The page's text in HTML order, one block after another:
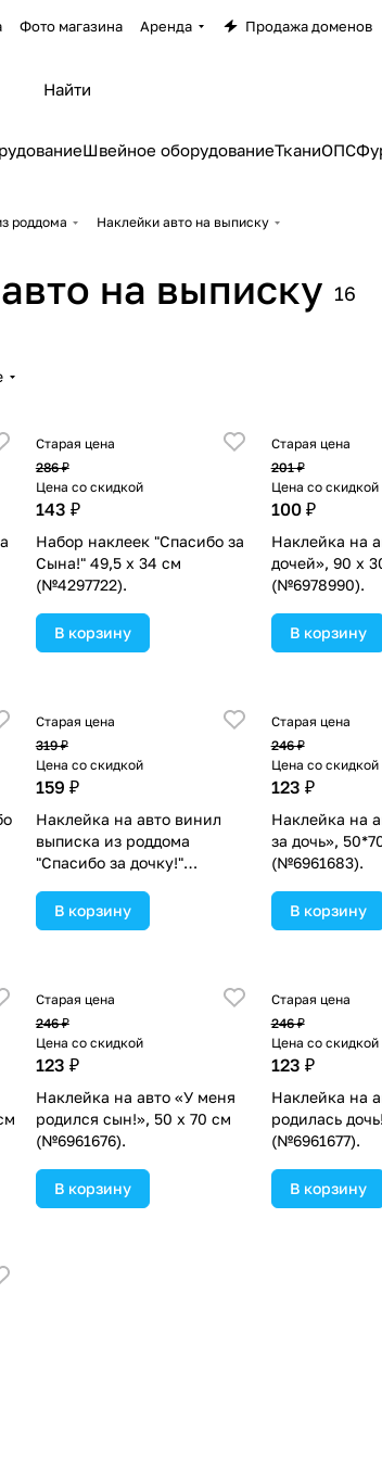
Фото магазина Аренда Продажа доменов
Швейное оборудованиеТканиОПС
роддома Наклейки авто на выписку
на выписку 16
Старая цена
286 ₽
Цена со скидкой
143 ₽
Набор наклеек "Спасибо за
Сына!" 49,5 х 34 см
(№4297722).
В корзину
Старая цена
201 ₽
Цена со скидкой
100 ₽
Наклейка на
дочей», 90 х
(№6978990).
В корзину
Старая цена
319 ₽
Цена со скидкой
159 ₽
Наклейка на авто винил
выписка из роддома
"Спасибо за дочку!"
В корзину
Старая цена
246 ₽
Цена со скидкой
123 ₽
Наклейка на
за дочь»,
(№6961683).
В корзину
Старая цена
246 ₽
Цена со скидкой
123 ₽
Наклейка на авто «У меня
родился сын!», 50 х 70 см
(№6961676).
В корзину
Старая цена
246 ₽
Цена со скидкой
123 ₽
Наклейка на
родилась
(№6961677).
В корзину